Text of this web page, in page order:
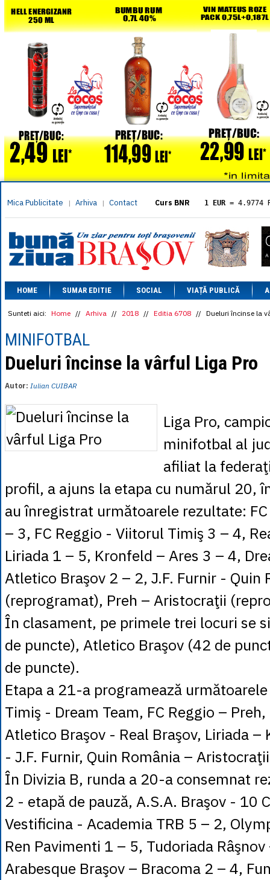
Mica Publicitate | Arhiva | Contact Curs BNR 1 EUR = 4.9774
= 5.8304
1 XAU= 464.4611
1 AED= 1.1933
1 AUD= 2.7957
1 BGN= 2.5449
1 CAD= 3.1559
1 CHF= 5.2813
1 CNY= 0.6015
1 HUF
= 1.2223
1 INR
= 0.0513
1 NOK= 0.4191
1 NZD
= 2.6097
1 PLN= 1.1646
= 0.0425
1 RUB= 0.0530
= 0.4526
1 TRY= 0.1141
1 UAH= 0.1048
1 XDR= 5.9383
1 ZAR= 0.2318
HOME SUMAR EDITIE SOCIAL VIAȚĂ PUBLICĂ
Sunteti aici: Home // Arhiva // 2018 // Editia 6708 // Dueluri încinse la
MINIFOTBAL
Dueluri încinse la vârful Liga Pro
Autor: Iulian CUIBAR
Liga Pro,
minifotbal al
afiliat la
profil, a ajuns la etapa cu numărul 20,
au înregistrat următoarele rezultate:
– 3, FC Reggio - Viitorul Timiş 3 – 4,
Liriada 1 – 5, Kronfeld – Ares 3 – 4,
Atletico Braşov 2 – 2, J.F. Furnir - Quin
(reprogramat), Preh – Aristocraţii
În clasament, pe primele trei locuri se
de puncte), Atletico Braşov (42 de
de puncte).
Etapa a 21-a programează
Timiş - Dream Team, FC Reggio –
Atletico Braşov - Real Braşov, Liriada –
- J.F. Furnir, Quin România –
În Divizia B, runda a 20-a consemnat
2 - etapă de pauză, A.S.A. Braşov - 10
Vestificina - Academia TRB 5 – 2,
Ren Pavimenti 1 – 5, Tudoriada
Arabesque Braşov – Bracoma 2 – 4,